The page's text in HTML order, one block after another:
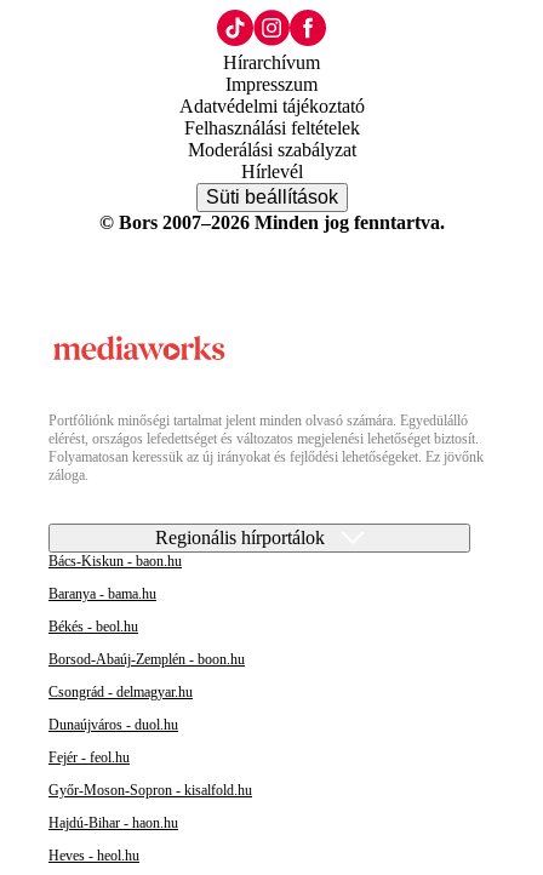
Hírarchívum
Impresszum
Adatvédelmi tájékoztató
Felhasználási feltételek
Moderálási szabályzat
Hírlevél
Süti beállítások
© Bors 2007–2026 Minden jog fenntartva.
Portfóliónk minőségi tartalmat jelent minden olvasó számára. Egyedülálló
elérést, országos lefedettséget és változatos megjelenési lehetőséget biztosít.
Folyamatosan keressük az új irányokat és fejlődési lehetőségeket. Ez jövőnk
záloga.
Regionális hírportálok
Bács-Kiskun - baon.hu
Baranya - bama.hu
Békés - beol.hu
Borsod-Abaúj-Zemplén - boon.hu
Csongrád - delmagyar.hu
Dunaújváros - duol.hu
Fejér - feol.hu
Győr-Moson-Sopron - kisalfold.hu
Hajdú-Bihar - haon.hu
Heves - heol.hu